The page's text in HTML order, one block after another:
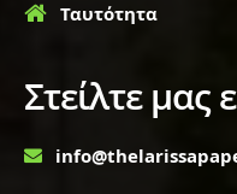
Ταυτότητα
Στείλτε μας